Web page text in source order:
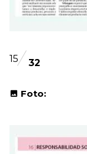
15 32
Foto: